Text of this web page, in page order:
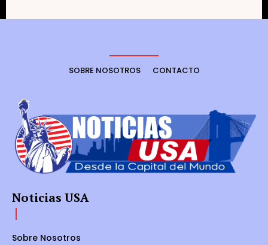
SOBRE NOSOTROS CONTACTO
Noticias USA
Sobre Nosotros